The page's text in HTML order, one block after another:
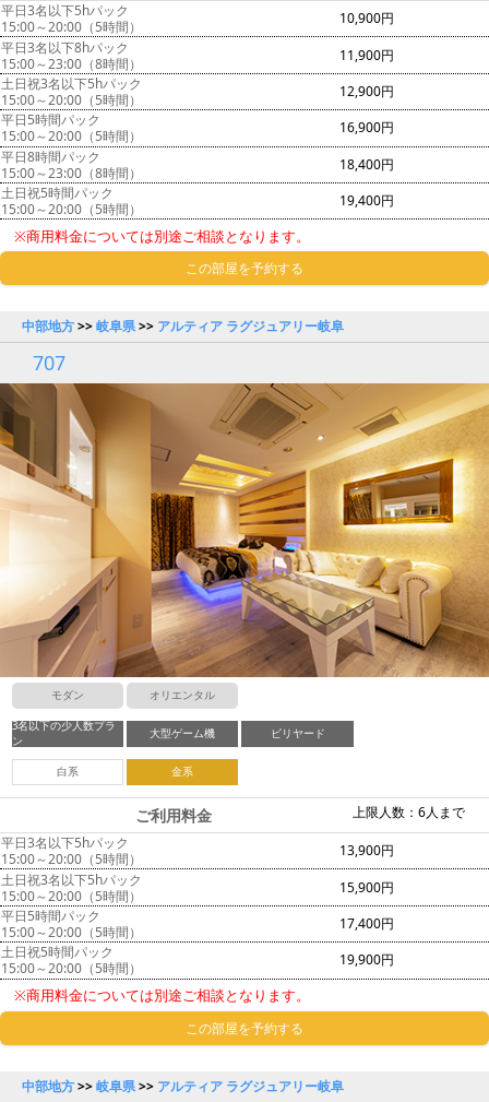
平日3名以下5hパック
15:00～20:00（5時間）
10,900円
平日3名以下8hパック
15:00～23:00（8時間）
11,900円
土日祝3名以下5hパック
15:00～20:00（5時間）
12,900円
平日5時間パック
15:00～20:00（5時間）
16,900円
平日8時間パック
15:00～23:00（8時間）
18,400円
土日祝5時間パック
15:00～20:00（5時間）
19,400円
※商用料金については別途ご相談となります。
この部屋を予約する
中部地方>>岐阜県>> アルティア ラグジュアリー岐阜
707
モダン オリエンタル
3名以下の少人数プラ
ン
大型ゲーム機 ビリヤード
白系 金系
上限人数：6人まで
ご利用料金
平日3名以下5hパック
15:00～20:00（5時間）
13,900円
土日祝3名以下5hパック
15:00～20:00（5時間）
15,900円
平日5時間パック
15:00～20:00（5時間）
17,400円
土日祝5時間パック
15:00～20:00（5時間）
19,900円
※商用料金については別途ご相談となります。
この部屋を予約する
中部地方>>岐阜県>> アルティア ラグジュアリー岐阜